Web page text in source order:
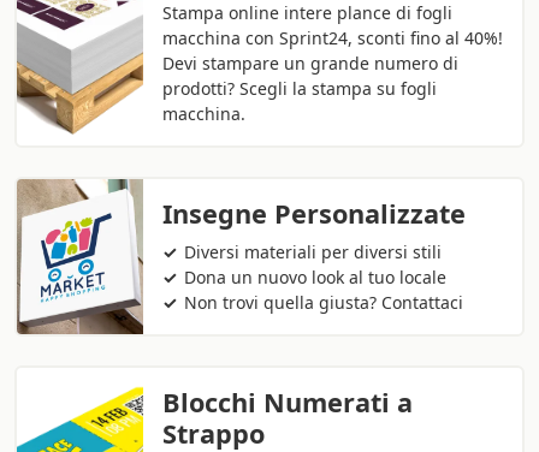
Stampa online intere plance di fogli
macchina con Sprint24, sconti fino al 40%!
Devi stampare un grande numero di
prodotti? Scegli la stampa su fogli
macchina.
Insegne Personalizzate
Diversi materiali per diversi stili
Dona un nuovo look al tuo locale
Non trovi quella giusta? Contattaci
Blocchi Numerati a
Strappo